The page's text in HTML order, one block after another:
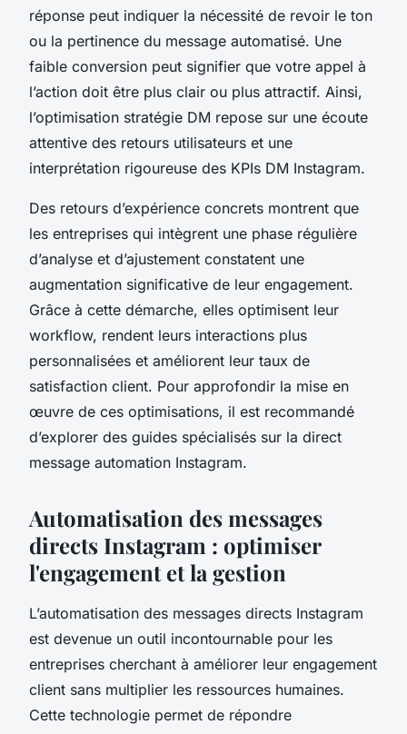
réponse peut indiquer la nécessité de revoir le ton
ou la pertinence du message automatisé. Une
faible conversion peut signifier que votre appel à
l’action doit être plus clair ou plus attractif. Ainsi,
l’optimisation stratégie DM repose sur une écoute
attentive des retours utilisateurs et une
interprétation rigoureuse des KPIs DM Instagram.
Des retours d’expérience concrets montrent que
les entreprises qui intègrent une phase régulière
d’analyse et d’ajustement constatent une
augmentation significative de leur engagement.
Grâce à cette démarche, elles optimisent leur
workflow, rendent leurs interactions plus
personnalisées et améliorent leur taux de
satisfaction client. Pour approfondir la mise en
œuvre de ces optimisations, il est recommandé
d’explorer des guides spécialisés sur la direct
message automation Instagram.
Automatisation des messages
directs Instagram : optimiser
l'engagement et la gestion
L’automatisation des messages directs Instagram
est devenue un outil incontournable pour les
entreprises cherchant à améliorer leur engagement
client sans multiplier les ressources humaines.
Cette technologie permet de répondre